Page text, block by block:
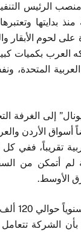
الرئيس
منذ بدايتها
لحوم الأبقار
العرب بكميات
إلى
أسواق الأردن
تقريباً، ففي
لم أتمكن من
الأوسط.
الشركة تتعامل